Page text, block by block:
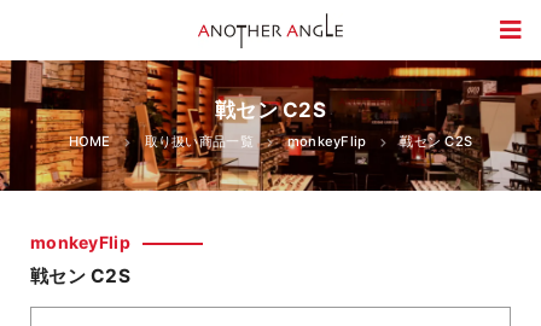
戦セン C2S
HOME 取り扱い商品一覧 monkeyFlip 戦セン C2S
monkeyFlip
戦セン C2S